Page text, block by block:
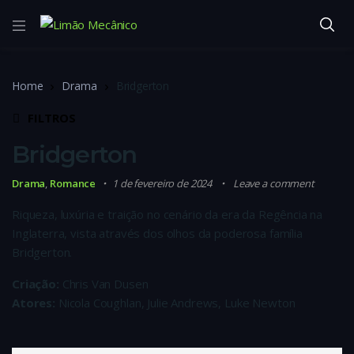
Home Drama Bridgerton
Bridgerton
Drama, Romance 1 de fevereiro de 2024 Leave a comment
Riqueza, luxúria e traição no cenário da era da Regência na
Inglaterra, vista através dos olhos da poderosa família
Bridgerton.
Criação: Chris Van Dusen
Atores: Nicola Coughlan, Julie Andrews, Luke Newton